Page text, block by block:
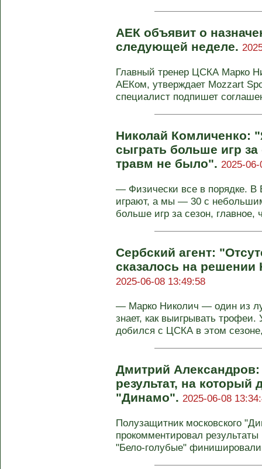
АЕК объявит о
следующей неделе.
Главный тренер ЦСКА Марко
АЕКом, утверждает Mozzart
специалист подпишет
Николай Комличенко:
сыграть больше игр
травм не было". 2025-
— Физически все в порядке. В
играют, а мы — 30 с
больше игр за сезон, главное,
Сербский агент:
сказалось на
2025-06-08 13:49:58
— Марко Николич — один из
знает, как выигрывать трофеи.
добился с ЦСКА в этом
Дмитрий
результат, на который
"Динамо". 2025-06-08
Полузащитник московского
прокомментировал
"Бело-голубые"